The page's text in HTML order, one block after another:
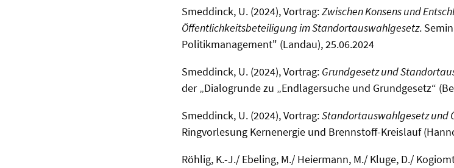
Smeddinck, U. (2024), Vortrag:Zwischen Konsens und
Öffentlichkeitsbeteiligung im Standortauswahlgesetz.
Politikmanagement" (Landau), 25.06.2024
Smeddinck, U. (2024), Vortrag: Grundgesetz und
der „Dialogrunde zu „Endlagersuche und Grundgesetz“
Smeddinck, U. (2024), Vortrag:Standortauswahlgesetz und
Ringvorlesung Kernenergie und Brennstoff-Kreislauf
Röhlig, K.-J./ Ebeling, M./ Heiermann, M./ Kluge, D./